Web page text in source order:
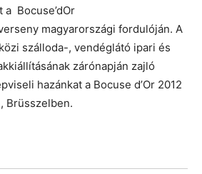
Bocuse’dOr
magyarországi fordulóján. A
szálloda-, vendéglátó ipari és
zárónapján zajló
hazánkat a Bocuse d’Or 2012
Brüsszelben.